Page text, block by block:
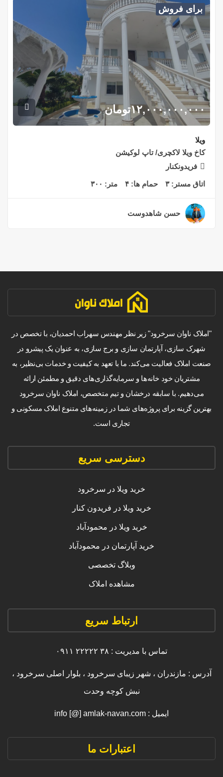
برای فروش
۱۲,۰۰۰,۰۰۰,۰۰۰تومان
ویلا
کاخ ویلا لاکچری/ تاپ لوکیشن
فریدونکنار
اتاق مستر:۳ حمام ها: ۴ متر: ۳۰۰
حسن شاهدوست
"املاک ناوان سرخرود" زیر نظر مهندس سهراب احمدیان، با تخصص در
شهرک سازی، آپارتمان سازی و برج سازی، به عنوان یک پیشرو در
صنعت املاک فعالیت می‌کند. ما با تعهد به کیفیت و خدمات بی‌نظیر، به
مشتریان خود خانه‌ها و سرمایه‌گذاری‌های دقیق و مطمئن ارائه
می‌دهیم. با سابقه درخشان و تیم متخصص، املاک ناوان سرخرود
بهترین گزینه برای پروژه‌های شما در زمینه‌های متنوع املاک مسکونی و
تجاری است.
دسترسی سریع
خرید ویلا در سرخرود
خرید ویلا در فریدون کنار
خرید ویلا در محمودآباد
خرید آپارتمان در محمودآباد
وبلاگ تخصصی
مشاهده املاک
ارتباط سریع
تماس با مدیریت : ۳۸ ۲۲۲۲۲ ۰۹۱۱
آدرس : مازندران ، شهر زیبای سرخرود ، بلوار اصلی سرخرود ،
نبش کوچه وحدت
ایمیل : info [@] amlak-navan.com
اعتبارات ما